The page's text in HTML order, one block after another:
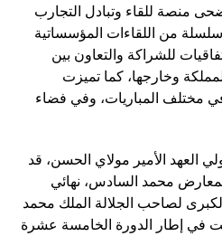
منصة للقاء وتبادل التجارب
من اللقاءات المؤسساتية
للشراكة والتعاون بين
وخارجها، كما تميزت
مختلف المباريات، وفي فضاء
العهد الأمير مولاي الحسن، قد
محمد السادس، نهائي
لصاحب الجلالة الملك محمد
في إطار الدورة الخامسة عشرة